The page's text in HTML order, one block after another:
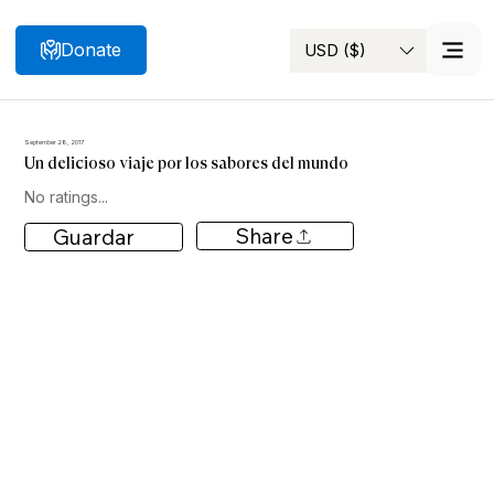
Search USD ($)
Donate
September 28, 2017
Un delicioso viaje por los sabores del mundo
No ratings...
Guardar Share